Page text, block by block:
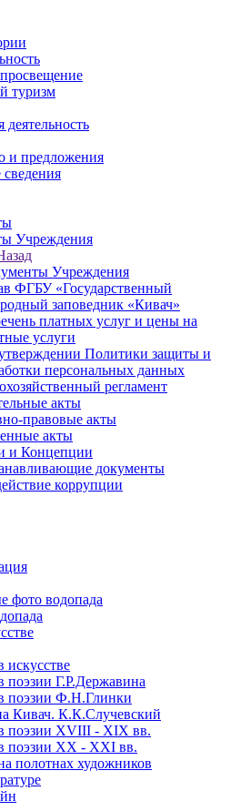
туризм
и предложения
Учреждения
Учреждения
ФГБУ «Государственный
заповедник «Кивач»
платных услуг и цены на
услуги
Политики защиты и
персональных данных
регламент
акты
правовые акты
акты
и Концепции
документы
коррупции
фото водопада
искусстве
поэзии Г.Р.Державина
поэзии Ф.Н.Глинки
Кивач. К.К.Случевский
поэзии XVIII - XIX вв.
поэзии XX - XXI вв.
полотнах художников